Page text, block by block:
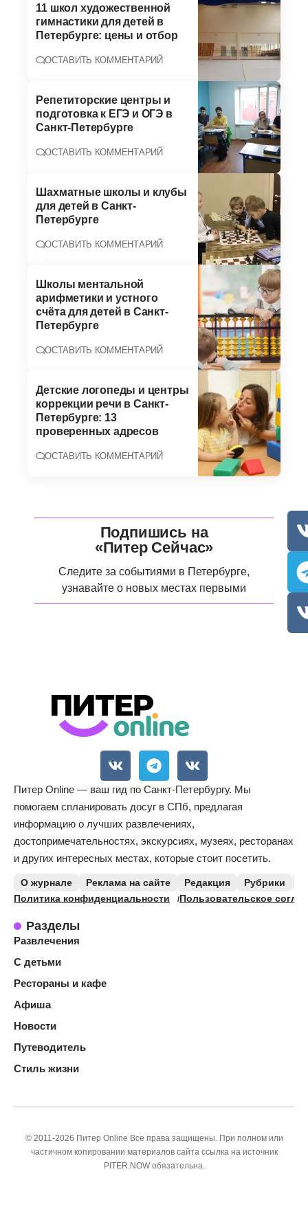
11 школ художественной
гимнастики для детей в
Петербурге: цены и отбор
ОСТАВИТЬ КОММЕНТАРИЙ
Репетиторские центры и
подготовка к ЕГЭ и ОГЭ в
Санкт-Петербурге
ОСТАВИТЬ КОММЕНТАРИЙ
Шахматные школы и клубы
для детей в Санкт-
Петербурге
ОСТАВИТЬ КОММЕНТАРИЙ
Школы ментальной
арифметики и устного
счёта для детей в Санкт-
Петербурге
ОСТАВИТЬ КОММЕНТАРИЙ
Детские логопеды и центры
коррекции речи в Санкт-
Петербурге: 13
проверенных адресов
ОСТАВИТЬ КОММЕНТАРИЙ
Подпишись на
«Питер Сейчас»
Следите за событиями в Петербурге,
узнавайте о новых местах первыми
Питер Online — ваш гид по Санкт-Петербургу. Мы
помогаем спланировать досуг в СПб, предлагая
информацию о лучших развлечениях,
достопримечательностях, экскурсиях, музеях, ресторанах
и других интересных местах, которые стоит посетить.
О журнале Реклама на сайте Редакция Рубрики
Политика конфиденциальности
Пользовательское
Разделы
Развлечения
С детьми
Рестораны и кафе
Афиша
Новости
Путеводитель
Стиль жизни
© 2011-2026 Питер Online Все права защищены. При полном или
частичном копировании материалов сайта ссылка на источник
PITER.NOW обязательна.